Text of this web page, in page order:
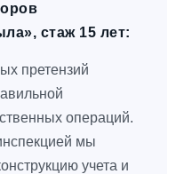
стаж 15 лет:
претензий
операций.
мы
учета и